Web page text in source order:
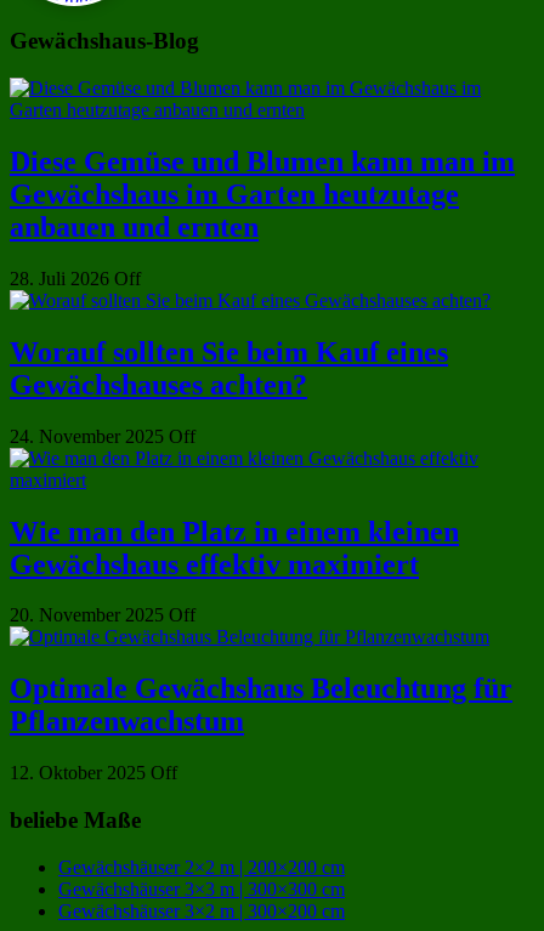
Gewächshaus-Blog
Diese Gemüse und Blumen kann man im
Gewächshaus im Garten heutzutage
anbauen und ernten
28. Juli 2026 Off
Worauf sollten Sie beim Kauf eines
Gewächshauses achten?
24. November 2025 Off
Wie man den Platz in einem kleinen
Gewächshaus effektiv maximiert
20. November 2025 Off
Optimale Gewächshaus Beleuchtung für
Pflanzenwachstum
12. Oktober 2025 Off
beliebe Maße
Gewächshäuser 2×2 m | 200×200 cm
Gewächshäuser 3×3 m | 300×300 cm
Gewächshäuser 3×2 m | 300×200 cm